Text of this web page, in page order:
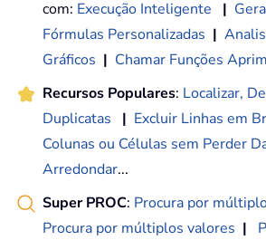
com: Execução Inteligente |
Fórmulas Personalizadas |
Gráficos | Chamar Funções
Recursos Populares: Localizar,
Duplicatas
| Excluir Linhas em
Colunas ou Células sem Perder
Arredondar...
Super PROC: Procura por
Procura por múltiplos valores |